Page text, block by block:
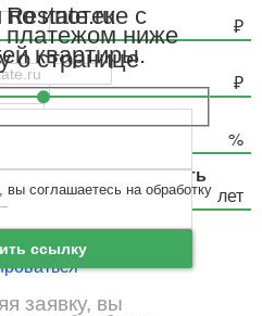
область
область
пароль
по ипотеке с
ниже
квартиры.
ссылку
заявку, вы
о странице
соглашаетесь на обработку